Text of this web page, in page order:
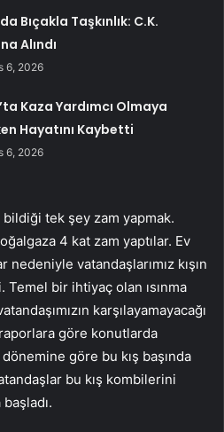
Bıçakla Taşkınlık: C.K.
Alındı
6, 2026
Kaza Yardımcı Olmaya
Hayatını Kaybetti
6, 2026
bildiği tek şey zam yapmak.
4 kat zam yaptılar. Ev
vatandaşlarımız kışın
bir ihtiyaç olan ısınma
karşılayamayacağı
göre konutlarda
göre bu kış başında
bu kış kombilerini